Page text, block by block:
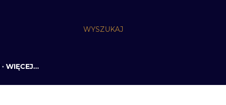
WYSZUKAJ
WIĘCEJ…